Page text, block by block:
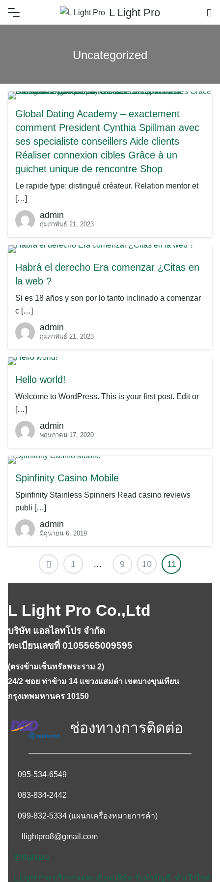
L Light Pro
Uncategorized
Global Dating Academy – exactement
comment President Cynthia Spillman avec
ses specialiste conseillers Aide clients
Réaliser connexion cibles Grâce à un
guichet unique de rencontre Shop
Le rapide type: distingué créateur, Relation mentor et
[…]
admin
กุมภาพันธ์ 21, 2023
Habrá el derecho Era comenzar ¿Citas en
la web ?
Si es 18 años y son por lo tanto inclinado a comenzar
c […]
admin
กุมภาพันธ์ 21, 2023
Hello world!
Welcome to WordPress. This is your first post. Edit or
[…]
admin
พฤษภาคม 17, 2020
Spinfinity Casino Mobile
Spinfinity Stainless Spinners Read casino reviews
publi […]
admin
มิถุนายน 6, 2019
1 … 9 10 11
L Light Pro Co.,Ltd
บริษัท แอลไลทโปร จำกัด
ทะเบียนเลขที่ 0105565009595
(ตรงข้ามเซ็นทรัลพระราม 2)
24/2 ซอย ท่าข้าม 14 แขวงแสมดำ เขตบางขุนเทียน
กรุงเทพมหานคร 10150
ช่องทางการติดต่อ
095-534-6549
083-834-2442
099-832-5334 (แผนกเครื่องหมายการค้า)
llightpro8@gmail.com
@llightpro
L Light Pro บริการจดทะเบียนบริษัท รับทำบัญชี ทำเว๊ปไซด์